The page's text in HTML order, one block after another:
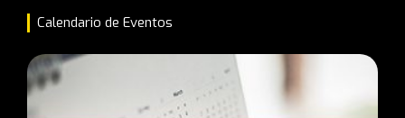
Calendario de Eventos